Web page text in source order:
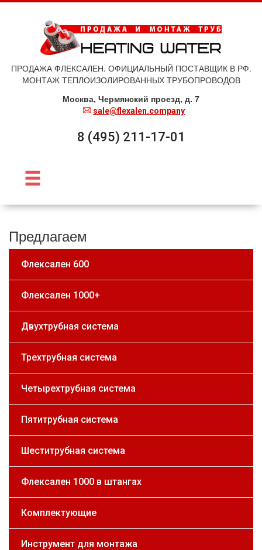
ПРОДАЖА ФЛЕКСАЛЕН. ОФИЦИАЛЬНЫЙ ПОСТАВЩИК В РФ.
МОНТАЖ ТЕПЛОИЗОЛИРОВАННЫХ ТРУБОПРОВОДОВ
Москва, Чермянский проезд, д. 7
sale@flexalen.company
8 (495) 211-17-01
Предлагаем
Флексален 600
Флексален 1000+
Двухтрубная система
Трехтрубная система
Четырехтрубная система
Пятитрубная система
Шеститрубная система
Флексален 1000 в штангах
Комплектующие
Инструмент для монтажа